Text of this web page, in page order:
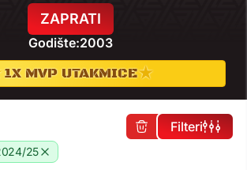
ZAPRATI
Godište:2003
1X MVP UTAKMICE★
25
Filteri